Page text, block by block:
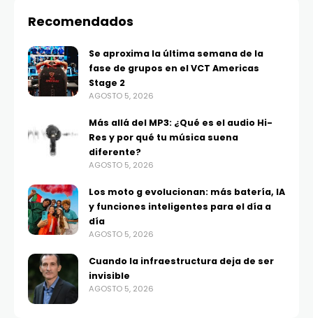
Recomendados
Se aproxima la última semana de la
fase de grupos en el VCT Americas
Stage 2
AGOSTO 5, 2026
Más allá del MP3: ¿Qué es el audio Hi-
Res y por qué tu música suena
diferente?
AGOSTO 5, 2026
Los moto g evolucionan: más batería, IA
y funciones inteligentes para el día a
día
AGOSTO 5, 2026
Cuando la infraestructura deja de ser
invisible
AGOSTO 5, 2026